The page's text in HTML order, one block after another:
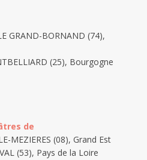
GRAND-BORNAND (74),
(25), Bourgogne
de
MEZIERES (08), Grand Est
(53), Pays de la Loire